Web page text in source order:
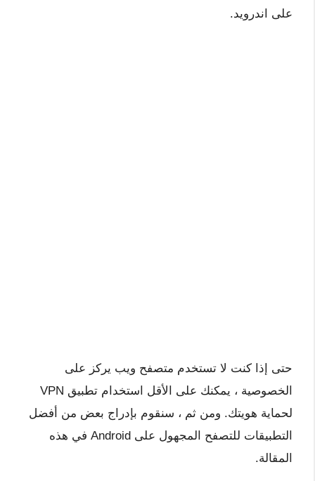
على اندرويد.
حتى إذا كنت لا تستخدم متصفح ويب يركز على
الخصوصية ، يمكنك على الأقل استخدام تطبيق VPN
لحماية هويتك. ومن ثم ، سنقوم بإدراج بعض من أفضل
التطبيقات للتصفح المجهول على Android في هذه
المقالة.